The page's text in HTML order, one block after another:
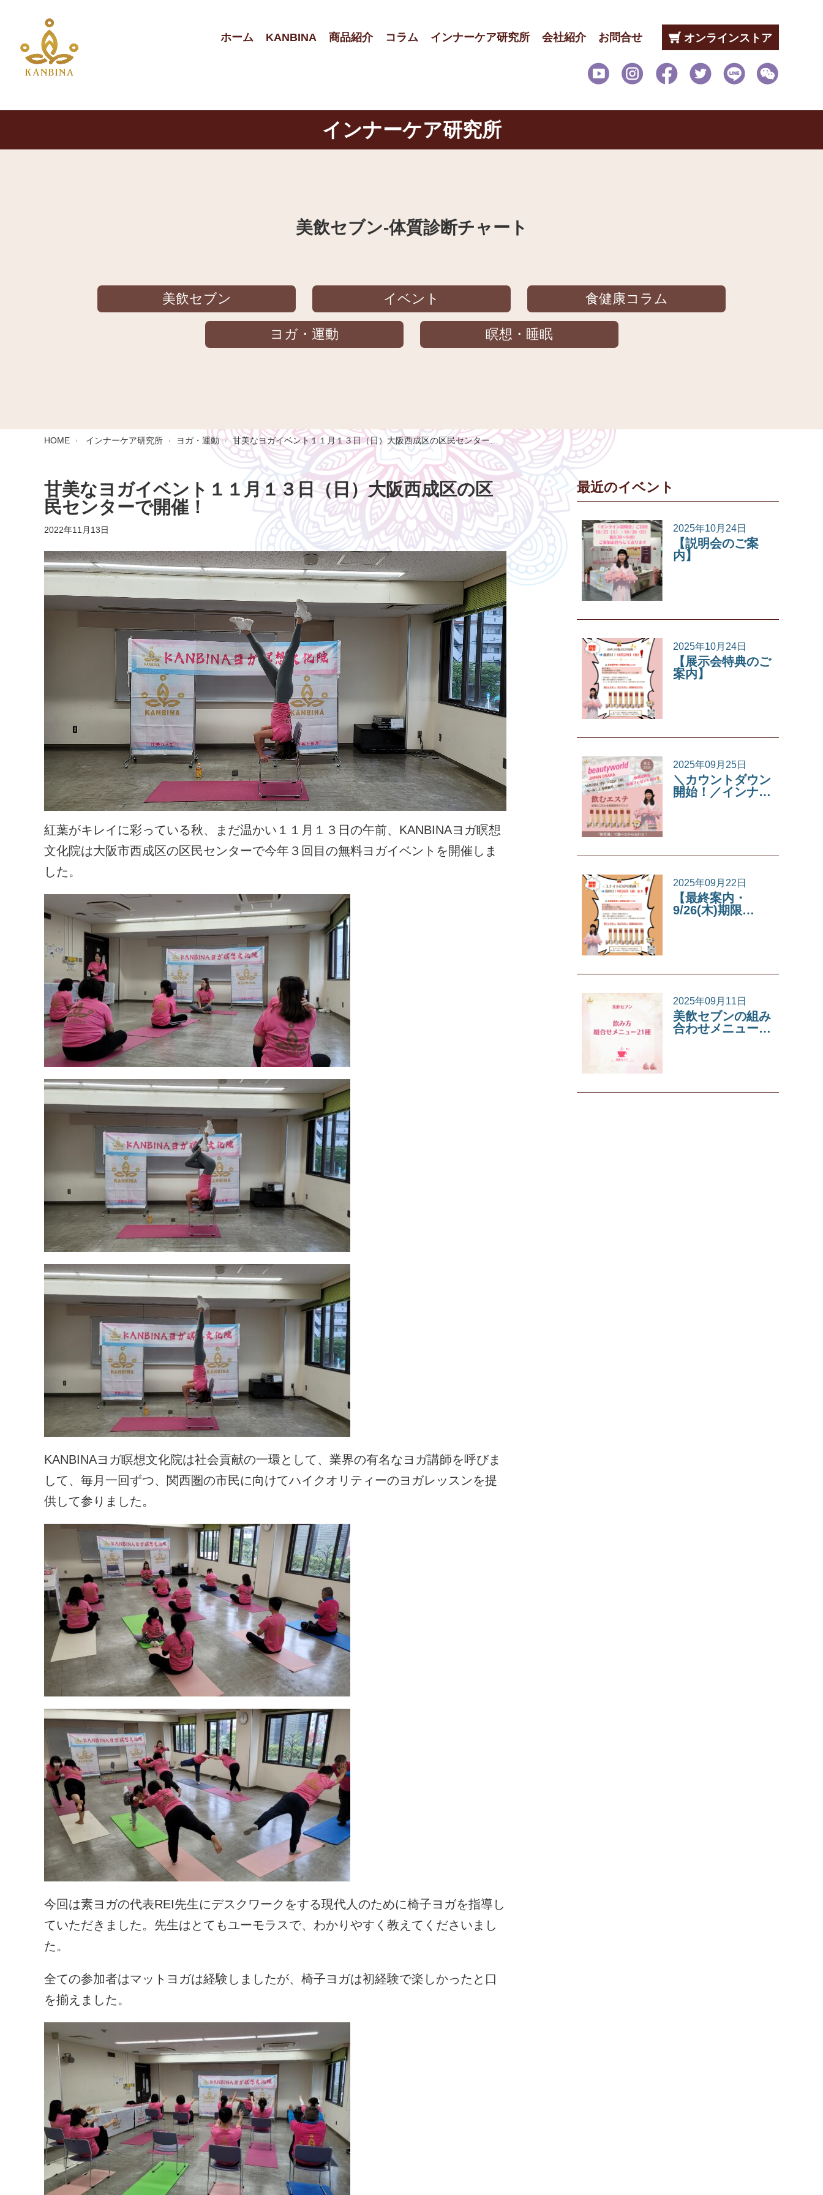
ホーム KANBINA 商品紹介 コラム インナーケア研究所 会社紹介 お問合せ オンラインストア
インナーケア研究所
美飲セブン‐体質診断チャート
美飲セブン イベント 食健康コラム
ヨガ・運動 瞑想・睡眠
HOME インナーケア研究所 ヨガ・運動 甘美なヨガイベント１１月１３日（日）大阪西成区の区民センター…
甘美なヨガイベント１１月１３日（日）大阪西成区の区
民センターで開催！
2022年11月13日
紅葉がキレイに彩っている秋、まだ温かい１１月１３日の午前、KANBINAヨガ瞑想
文化院は大阪市西成区の区民センターで今年３回目の無料ヨガイベントを開催しま
した。
KANBINAヨガ瞑想文化院は社会貢献の一環として、業界の有名なヨガ講師を呼びま
して、毎月一回ずつ、関西圏の市民に向けてハイクオリティーのヨガレッスンを提
供して参りました。
今回は素ヨガの代表REI先生にデスクワークをする現代人のために椅子ヨガを指導し
ていただきました。先生はとてもユーモラスで、わかりやすく教えてくださいまし
た。
全ての参加者はマットヨガは経験しましたが、椅子ヨガは初経験で楽しかったと口
を揃えました。
最近のイベント
2025年10月24日
【説明会のご案
内】
2025年10月24日
【展示会特典のご
案内】
2025年09月25日
＼カウントダウン
開始！／インナ…
2025年09月22日
【最終案内・
9/26(木)期限…
2025年09月11日
美飲セブンの組み
合わせメニュー…